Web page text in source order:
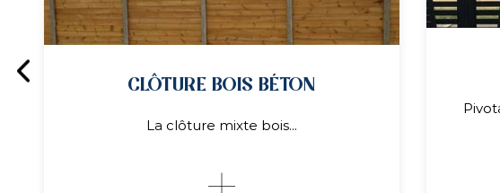
PORTAIL / PORTILLON
ou en...